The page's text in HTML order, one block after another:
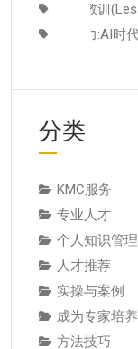
经验教训
元能力:AI时
分类
KMC服务
专业人才
个人知识管理
人才推荐
实操与案例
成为专家培
方法技巧